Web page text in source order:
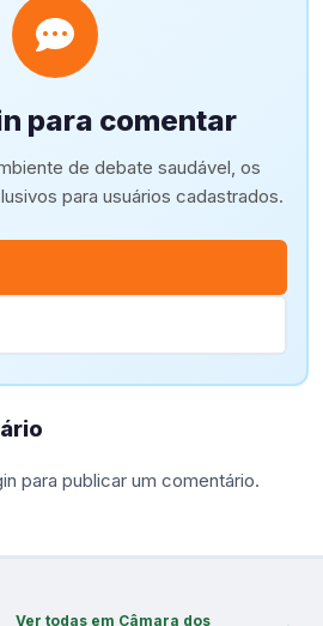
para comentar
de debate saudável, os
para usuários cadastrados.
para publicar um comentário.
Ver todas em Câmara dos